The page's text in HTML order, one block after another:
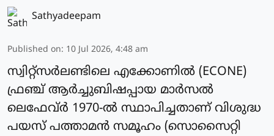
Sathyadeepam
Published on: 10 Jul 2026, 4:48 am
സ്വിറ്റ്സർലണ്ടിലെ എക്കോണിൽ (ECONE)
ഫ്രഞ്ച് ആർച്ചുബിഷപ്പായ മാർസൽ
ലെഫേവ്ർ 1970-ൽ സ്ഥാപിച്ചതാണ് വിശുദ്ധ
പയസ് പത്താമൻ സമൂഹം (സൊസൈറ്റി